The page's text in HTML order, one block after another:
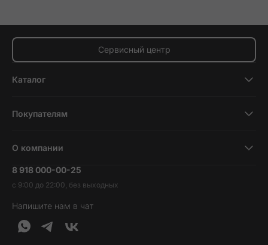
Сервисный центр
Каталог
Планшеты
Наушники и колонки
Гаджеты
Покупателям
Трейд-ин
Гарантия и возврат
Доставка и оплата
Кредит и рассрочка
О компании
Вакансии
Контакты
Обратная связь
О нас
8 918 000-00-25
с 9:00 до 22:00, без выходных
Напишите нам в чат